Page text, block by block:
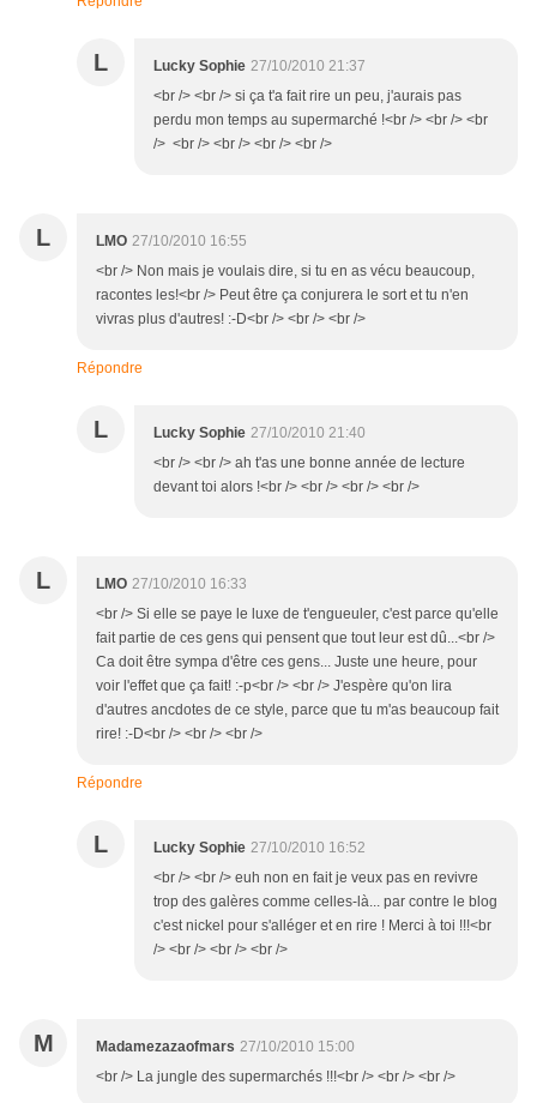
L Lucky Sophie 27/10/2010 21:37
<br /> <br /> si ça t'a fait rire un peu, j'aurais pas
perdu mon temps au supermarché !<br /> <br /> <br
/> <br /> <br /> <br /> <br />
L LMO 27/10/2010 16:55
<br /> Non mais je voulais dire, si tu en as vécu beaucoup,
racontes les!<br /> Peut être ça conjurera le sort et tu n'en
vivras plus d'autres! :-D<br /> <br /> <br />
Répondre
L Lucky Sophie 27/10/2010 21:40
<br /> <br /> ah t'as une bonne année de lecture
devant toi alors !<br /> <br /> <br /> <br />
L LMO 27/10/2010 16:33
<br /> Si elle se paye le luxe de t'engueuler, c'est parce qu'elle
fait partie de ces gens qui pensent que tout leur est dû...<br />
Ca doit être sympa d'être ces gens... Juste une heure, pour
voir l'effet que ça fait! :-p<br /> <br /> J'espère qu'on lira
d'autres ancdotes de ce style, parce que tu m'as beaucoup fait
rire! :-D<br /> <br /> <br />
Répondre
L Lucky Sophie 27/10/2010 16:52
<br /> <br /> euh non en fait je veux pas en revivre
trop des galères comme celles-là... par contre le blog
c'est nickel pour s'alléger et en rire ! Merci à toi !!!<br
/> <br /> <br /> <br />
M Madamezazaofmars 27/10/2010 15:00
<br /> La jungle des supermarchés !!!<br /> <br /> <br />